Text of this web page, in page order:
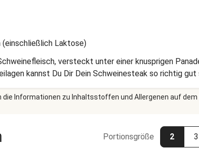
(einschließlich Laktose)
versteckt unter einer knusprigen
kannst Du Dir Dein Schweinesteak so richtig
die Informationen zu Inhaltsstoffen und Allergenen auf
Portionsgröße 2 3